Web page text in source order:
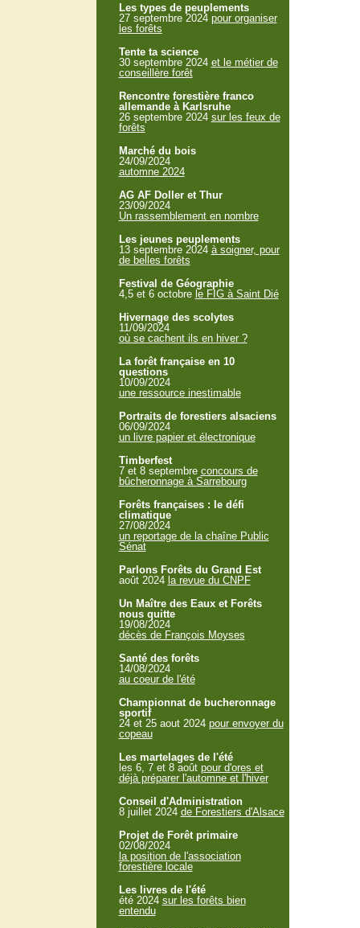
Les types de peuplements
27 septembre 2024 pour organiser
les forêts
Tente ta science
30 septembre 2024 et le métier de
conseillère forêt
Rencontre forestière franco
allemande à Karlsruhe
26 septembre 2024 sur les feux de
forêts
Marché du bois
24/09/2024
automne 2024
AG AF Doller et Thur
23/09/2024
Un rassemblement en nombre
Les jeunes peuplements
13 septembre 2024 à soigner, pour
de belles forêts
Festival de Géographie
4,5 et 6 octobre le FIG à Saint Dié
Hivernage des scolytes
11/09/2024
où se cachent ils en hiver ?
La forêt française en 10
questions
10/09/2024
une ressource inestimable
Portraits de forestiers alsaciens
06/09/2024
un livre papier et électronique
Timberfest
7 et 8 septembre concours de
bûcheronnage à Sarrebourg
Forêts françaises : le défi
climatique
27/08/2024
un reportage de la chaîne Public
Sénat
Parlons Forêts du Grand Est
août 2024 la revue du CNPF
Un Maître des Eaux et Forêts
nous quitte
19/08/2024
décès de François Moyses
Santé des forêts
14/08/2024
au coeur de l'été
Championnat de bucheronnage
sportif
24 et 25 aout 2024 pour envoyer du
copeau
Les martelages de l'été
les 6, 7 et 8 août pour d'ores et
déjà préparer l'automne et l'hiver
Conseil d'Administration
8 juillet 2024 de Forestiers d'Alsace
Projet de Forêt primaire
02/08/2024
la position de l'association
forestière locale
Les livres de l'été
été 2024 sur les forêts bien
entendu